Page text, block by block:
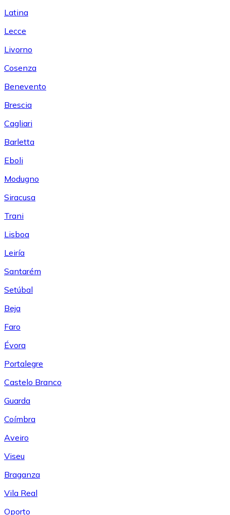
Latina
Lecce
Livorno
Cosenza
Benevento
Brescia
Cagliari
Barletta
Eboli
Modugno
Siracusa
Trani
Lisboa
Leiría
Santarém
Setúbal
Beja
Faro
Évora
Portalegre
Castelo Branco
Guarda
Coímbra
Aveiro
Viseu
Braganza
Vila Real
Oporto